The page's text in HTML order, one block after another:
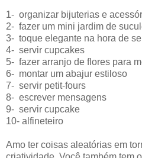
1- organizar bijuterias e
2- fazer um mini jardim de
3- toque elegante na hora de
4- servir cupcakes
5- fazer arranjo de flores para
6- montar um abajur estiloso
7- servir petit-fours
8- escrever mensagens
9- servir cupcake
10- alfineteiro
Amo ter coisas aleatórias em